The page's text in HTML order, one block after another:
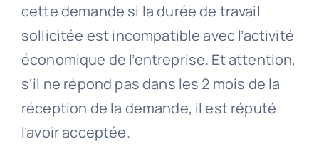
cette demande si la durée de travail
sollicitée est incompatible avec l’activité
économique de l’entreprise. Et attention,
s’il ne répond pas dans les 2 mois de la
réception de la demande, il est réputé
l’avoir acceptée.